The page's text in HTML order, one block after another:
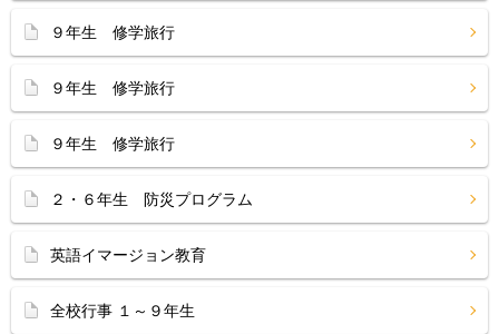
９年生 修学旅行
９年生 修学旅行
９年生 修学旅行
２・６年生 防災プログラム
英語イマージョン教育
全校行事 １～９年生